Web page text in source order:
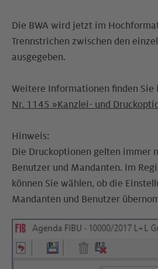
Die BWA wird jetzt im
Trennstrichen zwischen den
ausgegeben.
Weitere Informationen finden Sie
Nr. 1145 »Kanzlei- und
Hinweis:
Die Druckoptionen gelten immer
Benutzer und Mandanten. Im
können Sie wählen, ob die
Mandanten und Benutzer